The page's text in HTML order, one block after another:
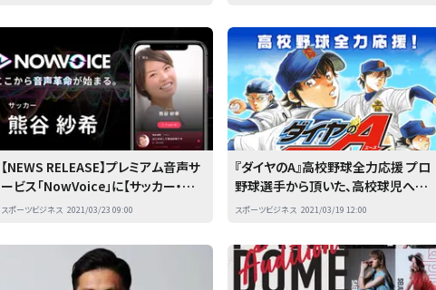
【NEWS RELEASE】プレミアム音声サ
ービス「NowVoice」に【サッカー・熊
谷紗希氏】がトップランナー参画
スポーツビジネス 2021/03/23 09:00
『ダイヤのA』高校野球全力応援 プロ
野球選手から頂いた、高校球児への
応援コメント公開! ~『ダイヤのA』全話
開~
スポーツビジネス 2021/03/19 12:00